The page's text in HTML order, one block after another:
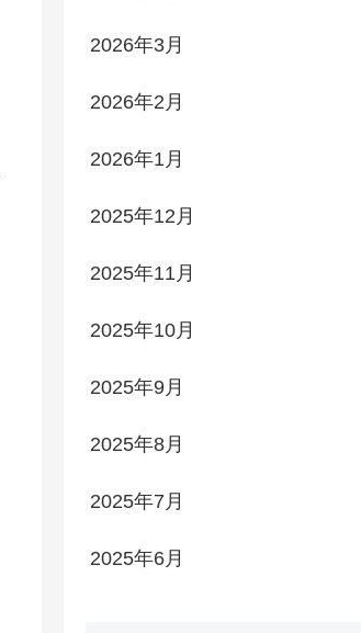
2026年3月
2026年2月
2026年1月
2025年12月
2025年11月
2025年10月
2025年9月
2025年8月
2025年7月
2025年6月